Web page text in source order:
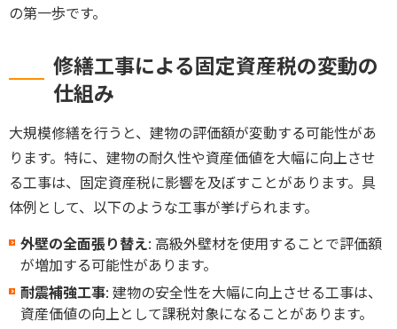
の第一歩です。
修繕工事による固定資産税の変動の
仕組み
大規模修繕を行うと、建物の評価額が変動する可能性があ
ります。特に、建物の耐久性や資産価値を大幅に向上させ
る工事は、固定資産税に影響を及ぼすことがあります。具
体例として、以下のような工事が挙げられます。
外壁の全面張り替え: 高級外壁材を使用することで評価額
が増加する可能性があります。
耐震補強工事: 建物の安全性を大幅に向上させる工事は、
資産価値の向上として課税対象になることがあります。